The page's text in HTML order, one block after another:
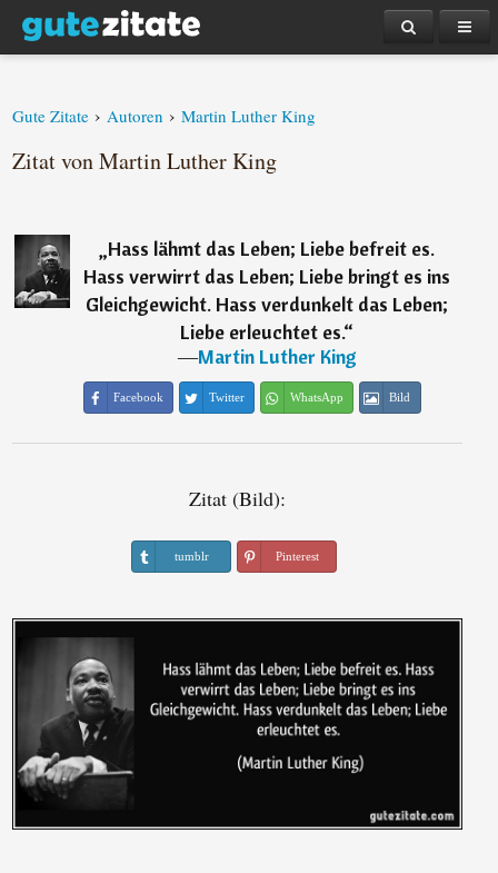
Gute Zitate › Autoren › Martin Luther King
Zitat von Martin Luther King
„Hass lähmt das Leben; Liebe befreit es.
Hass verwirrt das Leben; Liebe bringt es ins
Gleichgewicht. Hass verdunkelt das Leben;
Liebe erleuchtet es.“
―Martin Luther King
Facebook Twitter WhatsApp Bild
Zitat (Bild):
tumblr Pinterest